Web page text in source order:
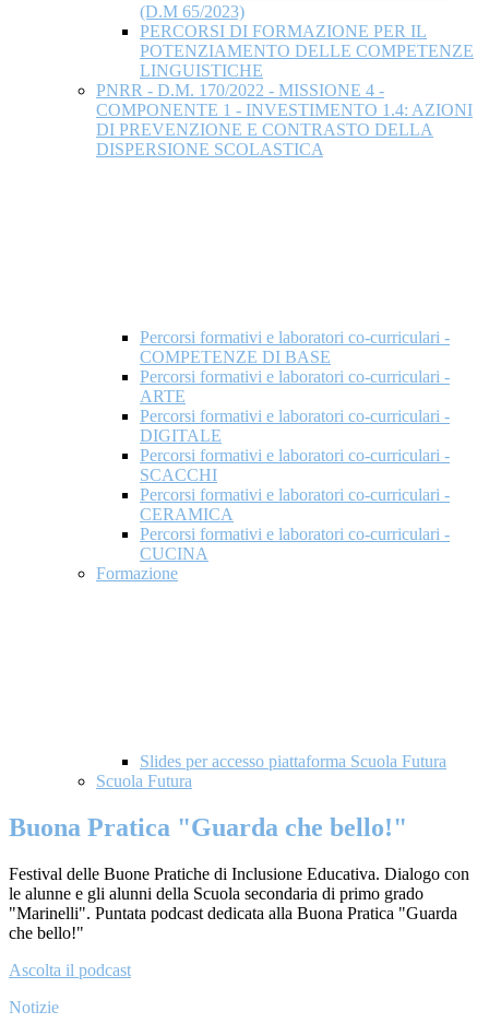
(D.M 65/2023)
PERCORSI DI FORMAZIONE PER IL
POTENZIAMENTO DELLE COMPETENZE
LINGUISTICHE
PNRR - D.M. 170/2022 - MISSIONE 4 -
COMPONENTE 1 - INVESTIMENTO 1.4: AZIONI
DI PREVENZIONE E CONTRASTO DELLA
DISPERSIONE SCOLASTICA
Percorsi formativi e laboratori co-curriculari -
COMPETENZE DI BASE
Percorsi formativi e laboratori co-curriculari -
ARTE
Percorsi formativi e laboratori co-curriculari -
DIGITALE
Percorsi formativi e laboratori co-curriculari -
SCACCHI
Percorsi formativi e laboratori co-curriculari -
CERAMICA
Percorsi formativi e laboratori co-curriculari -
CUCINA
Formazione
Slides per accesso piattaforma Scuola Futura
Scuola Futura
Buona Pratica "Guarda che bello!"
Festival delle Buone Pratiche di Inclusione Educativa. Dialogo con
le alunne e gli alunni della Scuola secondaria di primo grado
"Marinelli". Puntata podcast dedicata alla Buona Pratica "Guarda
che bello!"
Ascolta il podcast
Notizie